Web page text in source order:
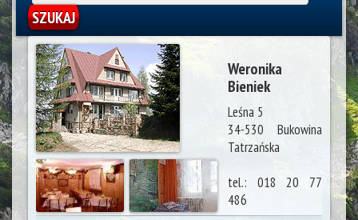
Weronika
Bieniek
Leśna 5
34-530
Bukowina
Tatrzańska
tel.: 018 20 77
486